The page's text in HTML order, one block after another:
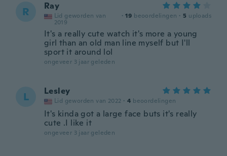
R Ray
Lid geworden van
2019
· 19 beoordelingen · 5 uploads
It's a really cute watch it's more a young
girl than an old man line myself but I'll
sport it around lol
ongeveer 3 jaar geleden
L Lesley
Lid geworden van 2022 · 4 beoordelingen
It's kinda got a large face buts it's really
cute .I like it
ongeveer 3 jaar geleden